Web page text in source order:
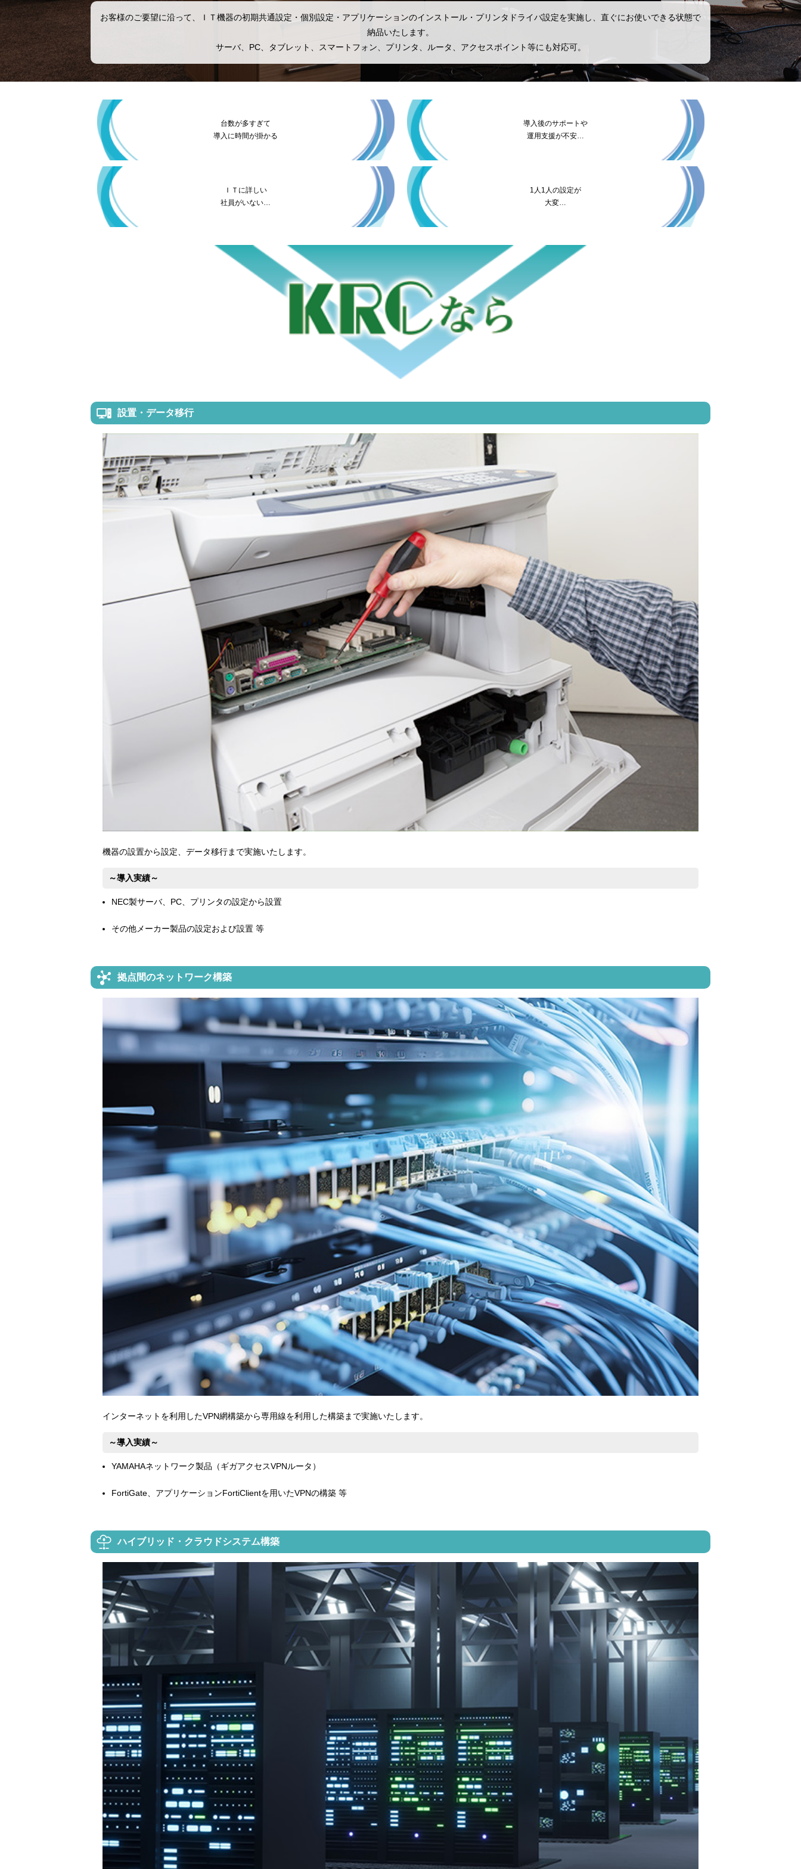
お客様のご要望に沿って、ＩＴ機器の初期共通設定・個別設定・アプリケーションのインストール・プリンタドライバ設定を実施し、直ぐにお使いできる状態で
納品いたします。
サーバ、PC、タブレット、スマートフォン、プリンタ、ルータ、アクセスポイント等にも対応可。
台数が多すぎて
導入に時間が掛かる
導入後のサポートや
運用支援が不安…
ＩＴに詳しい
社員がいない…
1人1人の設定が
大変…
設置・データ移行
機器の設置から設定、データ移行まで実施いたします。
～導入実績～
NEC製サーバ、PC、プリンタの設定から設置
その他メーカー製品の設定および設置 等
拠点間のネットワーク構築
インターネットを利用したVPN網構築から専用線を利用した構築まで実施いたします。
～導入実績～
YAMAHAネットワーク製品（ギガアクセスVPNルータ）
FortiGate、アプリケーションFortiClientを用いたVPNの構築 等
ハイブリッド・クラウドシステム構築